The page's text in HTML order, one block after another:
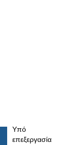
Υπό
επεξεργασία